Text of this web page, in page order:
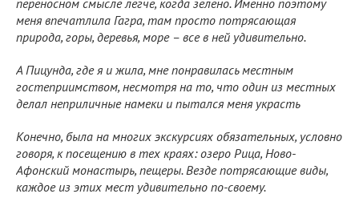
меня впечатлила Гагра, там просто потрясающая
природа, горы, деревья, море – все в ней удивительно.
А Пицунда, где я и жила, мне понравилась местным
гостеприимством, несмотря на то, что один из местных
делал неприличные намеки и пытался меня украсть
Конечно, была на многих экскурсиях обязательных, условно
говоря, к посещению в тех краях: озеро Рица, Ново-
Афонский монастырь, пещеры. Везде потрясающие виды,
каждое из этих мест удивительно по-своему.